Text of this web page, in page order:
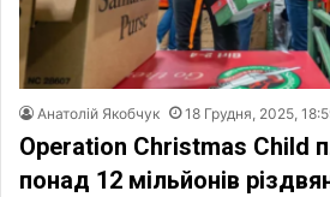
Анатолій Якобчук 18 Грудня, 2025,
Operation Christmas Child
понад 12 мільйонів